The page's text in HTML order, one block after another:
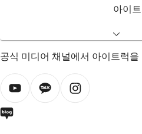
아이
공식 미디어 채널에서 아이트럭을